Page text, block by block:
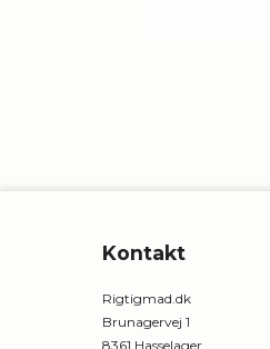
Kontakt
Rigtigmad.dk
Brunagervej 1
8361 Hasselager